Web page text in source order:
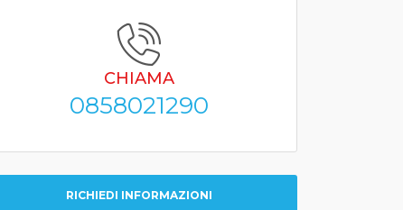
CHIAMA
0858021290
RICHIEDI INFORMAZIONI